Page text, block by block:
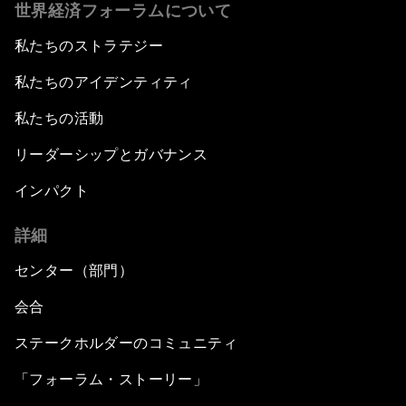
世界経済フォーラムについて
私たちのストラテジー
私たちのアイデンティティ
私たちの活動
リーダーシップとガバナンス
インパクト
詳細
センター（部門）
会合
ステークホルダーのコミュニティ
「フォーラム・ストーリー」